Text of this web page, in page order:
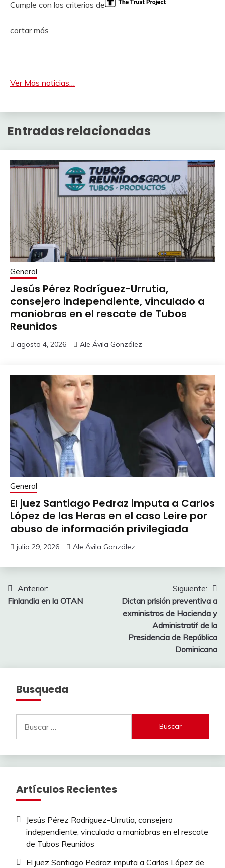
Cumple con los criterios de
cortar más
Ver Más noticias…
Entradas relacionadas
General
Jesús Pérez Rodríguez-Urrutia,
consejero independiente, vinculado a
maniobras en el rescate de Tubos
Reunidos
agosto 4, 2026 Ale Ávila González
General
El juez Santiago Pedraz imputa a Carlos
López de las Heras en el caso Leire por
abuso de información privilegiada
julio 29, 2026 Ale Ávila González
Navegación
de
Anterior:
Finlandia en la OTAN
Siguiente:
Dictan prisión preventiva a
exministros de Hacienda y
Administratif de la
Presidencia de República
Dominicana
Busqueda
Artículos Recientes
Jesús Pérez Rodríguez-Urrutia, consejero
independiente, vinculado a maniobras en el rescate
de Tubos Reunidos
El juez Santiago Pedraz imputa a Carlos López de